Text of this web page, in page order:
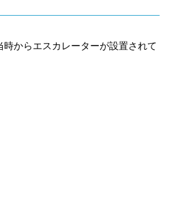
時からエスカレーターが設置されて